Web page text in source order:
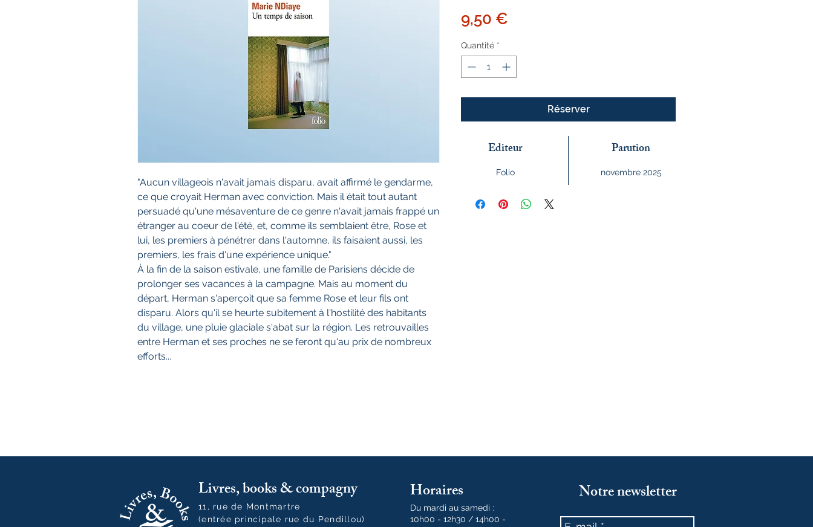
"Aucun villageois n'avait jamais disparu, avait affirmé le gendarme,
ce que croyait Herman avec conviction. Mais il était tout autant
persuadé qu'une mésaventure de ce genre n'avait jamais frappé un
étranger au coeur de l'été, et, comme ils semblaient être, Rose et
lui, les premiers à pénétrer dans l'automne, ils faisaient aussi, les
premiers, les frais d'une expérience unique."
À la fin de la saison estivale, une famille de Parisiens décide de
prolonger ses vacances à la campagne. Mais au moment du
départ, Herman s'aperçoit que sa femme Rose et leur fils ont
disparu. Alors qu'il se heurte subitement à l'hostilité des habitants
du village, une pluie glaciale s'abat sur la région. Les retrouvailles
entre Herman et ses proches ne se feront qu'au prix de nombreux
efforts...
9,50 €
Quantité *
Réserver
Editeur
Folio
Parution
novembre 2025
Livres, books & compagny
11, rue de Montmartre
(entrée principale rue du Pendillou)
Horaires
Du mardi au samedi :
10h00 - 12h30 / 14h00 -
Notre newsletter